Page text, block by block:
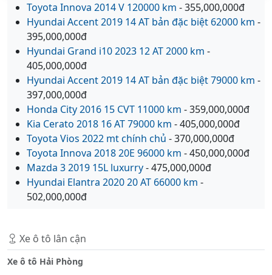
Toyota Innova 2014 V 120000 km - 355,000,000đ
Hyundai Accent 2019 14 AT bản đặc biệt 62000 km -
395,000,000đ
Hyundai Grand i10 2023 12 AT 2000 km -
405,000,000đ
Hyundai Accent 2019 14 AT bản đặc biệt 79000 km -
397,000,000đ
Honda City 2016 15 CVT 11000 km - 359,000,000đ
Kia Cerato 2018 16 AT 79000 km - 405,000,000đ
Toyota Vios 2022 mt chính chủ - 370,000,000đ
Toyota Innova 2018 20E 96000 km - 450,000,000đ
Mazda 3 2019 15L luxurry- 475,000,000đ
Hyundai Elantra 2020 20 AT 66000 km -
502,000,000đ
Xe ô tô lân cận
Xe ô tô Hải Phòng